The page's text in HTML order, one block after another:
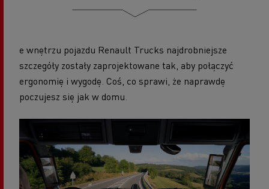
e wnętrzu pojazdu Renault Trucks najdrobniejsze
szczegóły zostały zaprojektowane tak, aby połączyć
ergonomię i wygodę. Coś, co sprawi, że naprawdę
poczujesz się jak w domu.